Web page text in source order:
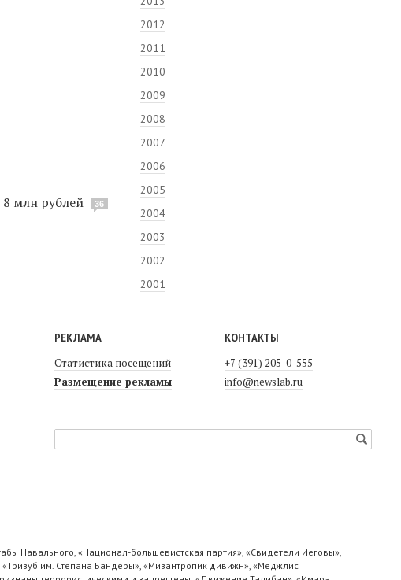
8 млн рублей 36
2012
2011
2010
2009
2008
2007
2006
2005
2004
2003
2002
2001
РЕКЛАМА
Статистика посещений
Размещение рекламы
КОНТАКТЫ
+7 (391) 205-0-555
info@newslab.ru
Навального, «Национал-большевистская партия», «Свидетели Иеговы»,
им. Степана Бандеры», «Мизантропик дивижн», «Меджлис